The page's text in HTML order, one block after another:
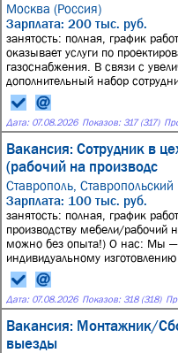
Москва (Россия)
Зарплата: 200 тыс. руб.
занятость: полная, график
оказывает услуги по
газоснабжения. В связи с
дополнительный набор
Дата: 07.08.2026 Показов: 317 (317)
Вакансия: Сотрудник в
(рабочий на производс
Ставрополь,
Зарплата: 100 тыс. руб.
занятость: полная, график
производству мебели/рабочий
можно без опыта!) О нас: Мы —
индивидуальному
Дата: 07.08.2026 Показов: 318 (318)
Вакансия: Монтажник/
выезды